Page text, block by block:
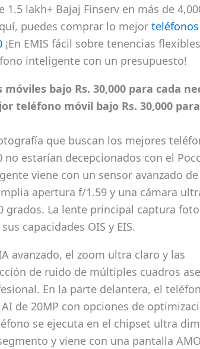
1.5 lakh+ Bajaj Finserv en más de
puedes comprar lo mejorteléfonos
¡En EMIS fácil sobre tenencias
inteligente con un presupuesto!
bajo Rs. 30,000 para cada
teléfono móvil bajo Rs. 30,000 para
que buscan los mejores
no estarían decepcionados con el
viene con un sensor avanzado de
apertura f/1.59 y una cámara
grados. La lente principal captura
capacidades OIS y EIS.
avanzado, el zoom ultra claro y las
de ruido de múltiples cuadros
En la parte delantera, el
de 20MP con opciones de
se ejecuta en el chipset ultra
y viene con una pantalla